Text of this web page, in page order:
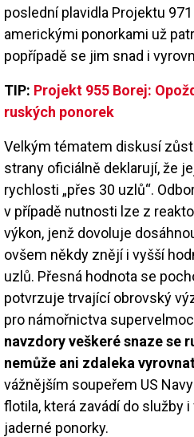
poslední plavidla Projektu
americkými ponorkami už
popřípadě se jim snad i
TIP: Projekt 955 Borej:
ruských ponorek
Velkým tématem diskusí
strany oficiálně deklarují, že
rychlosti „přes 30 uzlů“.
v případě nutnosti lze z
výkon, jenž dovoluje
ovšem někdy znějí i vyšší
uzlů. Přesná hodnota se
potvrzuje trvající obrovský
pro námořnictva
navzdory veškeré snaze se
nemůže ani zdaleka
vážnějším soupeřem US
flotila, která zavádí do služby
jaderné ponorky.